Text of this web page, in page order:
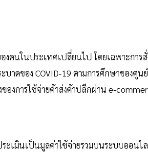
งคนในประเทศเปลี่ยนไป โดยเฉพาะการ
าดของ COVID-19 ตามการศึกษาของศูน
องการใช้จ่ายค้าส่งค้าปลีกผ่าน e-
เมินเป็นมูลค่าใช้จ่ายรวมบนระบบออน